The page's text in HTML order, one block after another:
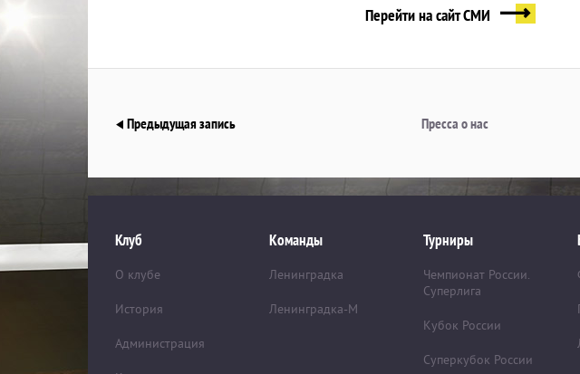
Перейти на сайт СМИ
Предыдущая запись Пресса о нас
Клуб
О клубе
История
Администрация
Команды
Ленинградка
Ленинградка-М
Турниры
Чемпионат России.
Суперлига
Кубок России
Суперкубок России